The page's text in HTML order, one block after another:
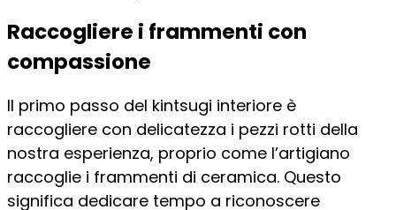
Raccogliere i frammenti con
compassione
Il primo passo del kintsugi interiore è
raccogliere con delicatezza i pezzi rotti della
nostra esperienza, proprio come l’artigiano
raccoglie i frammenti di ceramica. Questo
significa dedicare tempo a riconoscere